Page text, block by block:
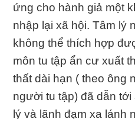
ứng cho hành giả một
nhập lại xã hội. Tâm lý
không thể thích hợp
môn tu tập ẩn cư xuất
thất dài hạn ( theo ông
người tu tập) đã dẫn
lý và lãnh đạm xa lánh